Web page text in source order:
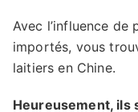
Avec l’influence de
importés, vous
laitiers en Chine.
Heureusement, ils